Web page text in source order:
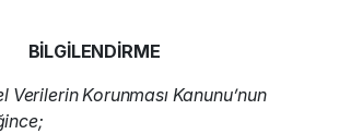
BİLGİLENDİRME
Verilerin Korunması Kanunu’nun